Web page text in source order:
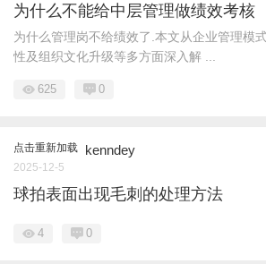
为什么不能给中层管理做绩效考核
为什么管理岗不给绩效了.本文从企业管理模
性及组织文化升级等多方面深入解 ...
625 0
点击重新加载 kenndey
2025-12-5
球拍表面出现毛刺的处理方法
4 0